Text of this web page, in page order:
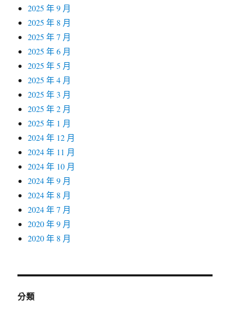
2025 年 9 月
2025 年 8 月
2025 年 7 月
2025 年 6 月
2025 年 5 月
2025 年 4 月
2025 年 3 月
2025 年 2 月
2025 年 1 月
2024 年 12 月
2024 年 11 月
2024 年 10 月
2024 年 9 月
2024 年 8 月
2024 年 7 月
2020 年 9 月
2020 年 8 月
分類